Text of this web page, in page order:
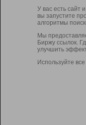
У вас есть сайт
вы запустите
алгоритмы
Мы
Биржу ссылок.
улучшить
Используйте